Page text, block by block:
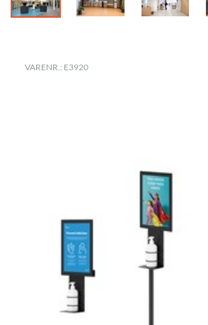
VARENR.: E3920